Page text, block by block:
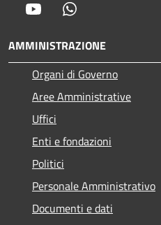
Youtube
AMMINISTRAZIONE
Organi di Governo
Aree Amministrative
Uffici
Enti e fondazioni
Politici
Personale Amministrativo
Documenti e dati